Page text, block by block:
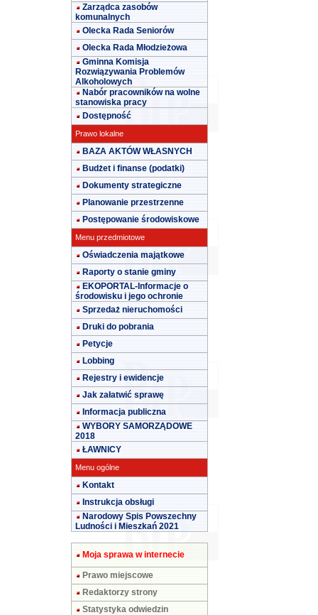
Zarządca zasobów
komunalnych
Olecka Rada Seniorów
Olecka Rada Młodzieżowa
Gminna Komisja
Rozwiązywania Problemów
Alkoholowych
Nabór pracowników na wolne
stanowiska pracy
Dostępność
Prawo lokalne
BAZA AKTÓW WŁASNYCH
Budżet i finanse (podatki)
Dokumenty strategiczne
Planowanie przestrzenne
Postępowanie środowiskowe
Menu przedmiotowe
Oświadczenia majątkowe
Raporty o stanie gminy
EKOPORTAL-Informacje o
środowisku i jego ochronie
Sprzedaż nieruchomości
Druki do pobrania
Petycje
Lobbing
Rejestry i ewidencje
Jak załatwić sprawę
Informacja publiczna
WYBORY SAMORZĄDOWE
2018
ŁAWNICY
Menu ogólne
Kontakt
Instrukcja obsługi
Narodowy Spis Powszechny
Ludności i Mieszkań 2021
Moja sprawa w internecie
Prawo miejscowe
Redaktorzy strony
Statystyka odwiedzin